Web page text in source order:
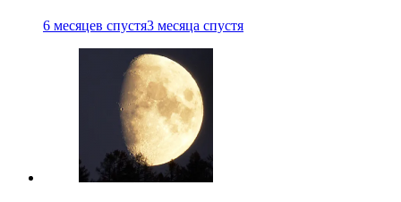
6 месяцев спустя3 месяца спустя